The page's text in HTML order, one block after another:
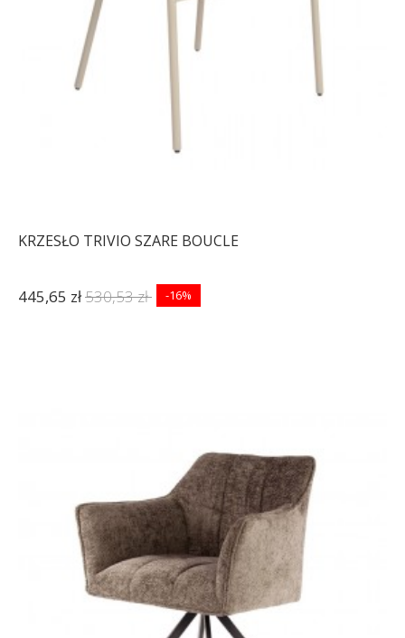
KRZESŁO TRIVIO SZARE BOUCLE
445,65 zł530,53 zł -16%